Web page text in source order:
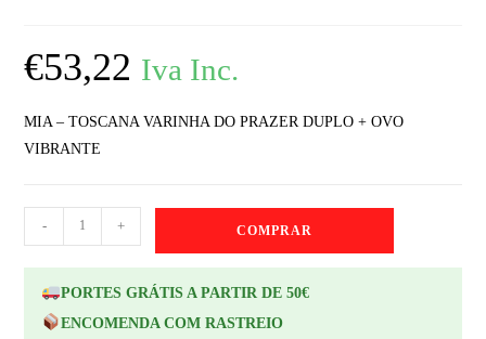
€53,22 Iva Inc.
MIA – TOSCANA VARINHA DO PRAZER DUPLO + OVO
VIBRANTE
- + COMPRAR
PORTES GRÁTIS A PARTIR DE 50€
ENCOMENDA COM RASTREIO